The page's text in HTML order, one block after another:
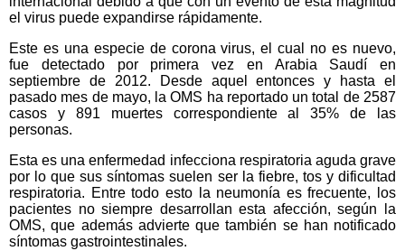
el virus puede expandirse rápidamente.
Este es una especie de corona virus, el cual no es nuevo,
fue detectado por primera vez en Arabia Saudí en
septiembre de 2012. Desde aquel entonces y hasta el
pasado mes de mayo, la OMS ha reportado un total de 2587
casos y 891 muertes correspondiente al 35% de las
personas.
Esta es una enfermedad infecciona respiratoria aguda grave
por lo que sus síntomas suelen ser la fiebre, tos y dificultad
respiratoria. Entre todo esto la neumonía es frecuente, los
pacientes no siempre desarrollan esta afección, según la
OMS, que además advierte que también se han notificado
síntomas gastrointestinales.